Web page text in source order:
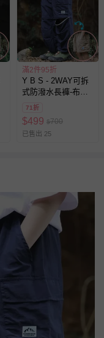
滿2件95折
Y B S - 2WAY可拆
式防潑水長褲-布標-
藏青
71折
$499 $700
已售出 25